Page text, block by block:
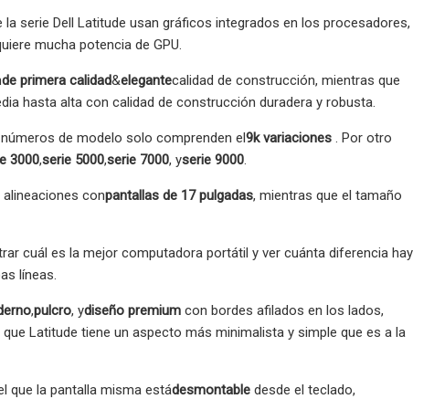
serie Dell Latitude usan gráficos integrados en los procesadores,
mucha potencia de GPU.
de primera calidad&elegantecalidad de construcción, mientras que
hasta alta con calidad de construcción duradera y robusta.
de modelo solo comprenden el9k variaciones . Por otro
3000,serie 5000,serie 7000, yserie 9000
conpantallas de 17 pulgadas, mientras que el tamaño
cuál es la mejor computadora portátil y ver cuánta diferencia hay
líneas.
,pulcro, ydiseño premium con bordes afilados en los lados,
Latitude tiene un aspecto más minimalista y simple que es a la
que la pantalla misma estádesmontable desde el teclado,